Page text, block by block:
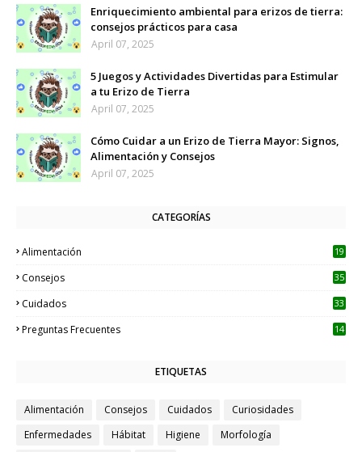
Enriquecimiento ambiental para erizos de tierra:
consejos prácticos para casa
April 07, 2025
5 Juegos y Actividades Divertidas para Estimular
a tu Erizo de Tierra
April 07, 2025
Cómo Cuidar a un Erizo de Tierra Mayor: Signos,
Alimentación y Consejos
April 07, 2025
CATEGORÍAS
Alimentación 19
Consejos 35
Cuidados 33
Preguntas Frecuentes 14
ETIQUETAS
Alimentación Consejos Cuidados
Curiosidades
Enfermedades
Hábitat Higiene
Morfología